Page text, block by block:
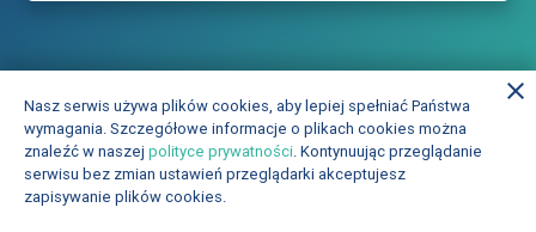
© Comarch S.A.
close
Nasz serwis używa plików cookies, aby lepiej spełniać Państwa
wymagania. Szczegółowe informacje o plikach cookies można
znaleźć w naszej polityce prywatności. Kontynuując przeglądanie
serwisu bez zmian ustawień przeglądarki akceptujesz
zapisywanie plików cookies.